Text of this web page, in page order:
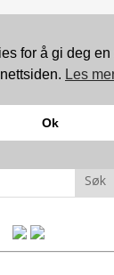
for å gi deg en
Les
Ok